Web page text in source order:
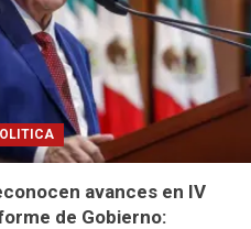
rehabilitar
penitenciarias,
apoyos
sociales
avances en IV
de Gobierno: